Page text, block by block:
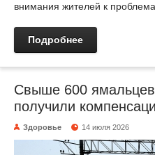
внимания жителей к
Подробнее
Свыше 600
получили
Здоровье 14 июля 2026